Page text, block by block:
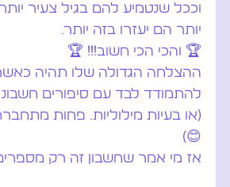
וככל שנטמיע להם בגיל צעיר
יותר הם יעזרו בזה יותר.
🏆 והכי הכי חשוב!!! 🏆
ההצלחה הגדולה שלו תהיה
להתמודד לבד עם סיפורים
(או בעיות מילוליות… פחות
😊)
אז מי אמר שחשבון זה רק